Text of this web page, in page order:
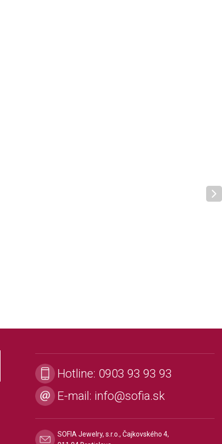
Hotline: 0903 93 93 93
E-mail: info@sofia.sk
SOFIA Jewelry, s.r.o., Čajkovského 4,